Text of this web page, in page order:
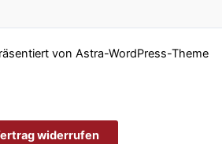
von Astra-WordPress-Theme
widerrufen